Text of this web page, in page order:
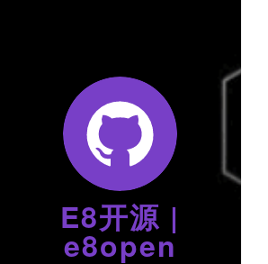
E8开源 |
e8open